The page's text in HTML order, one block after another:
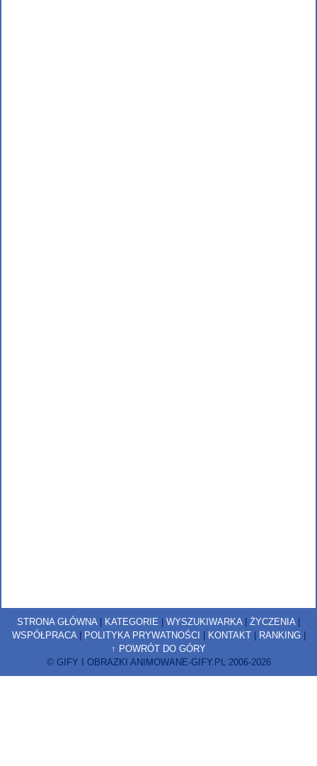
STRONA GŁÓWNA| KATEGORIE WYSZUKIWARKA| ŻYCZENIA|
WSPÓŁPRACA| POLITYKA PRYWATNOŚCI KONTAKT| RANKING|
↑ POWRÓT DO GÓRY
© GIFY I OBRAZKI ANIMOWANE-GIFY.PL 2006-2026